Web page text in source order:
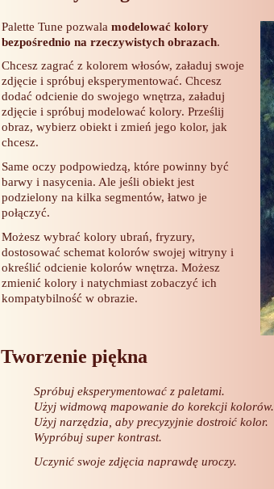
Palette Tune pozwalamodelować kolory
bezpośrednio na rzeczywistych obrazach.
Chcesz zagrać z kolorem włosów, załaduj swoje
zdjęcie i spróbuj eksperymentować. Chcesz
dodać odcienie do swojego wnętrza, załaduj
zdjęcie i spróbuj modelować kolory. Prześlij
obraz, wybierz obiekt i zmień jego kolor, jak
chcesz.
Same oczy podpowiedzą, które powinny być
barwy i nasycenia. Ale jeśli obiekt jest
podzielony na kilka segmentów, łatwo je
połączyć.
Możesz wybrać kolory ubrań, fryzury,
dostosować schemat kolorów swojej witryny i
określić odcienie kolorów wnętrza. Możesz
zmienić kolory i natychmiast zobaczyć ich
kompatybilność w obrazie.
Tworzenie piękna
Spróbuj eksperymentować z paletami.
Użyj widmową mapowanie do korekcji kolorów.
Użyj narzędzia, aby precyzyjnie dostroić kolor.
Wypróbuj super kontrast.
Uczynić swoje zdjęcia naprawdę uroczy.